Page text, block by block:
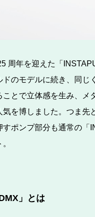
周年を迎えた「
ドのモデルに続き、同じ
ことで立体感を生み、メ
気を博しました。つま先
すポンプ部分も通常の
」とは